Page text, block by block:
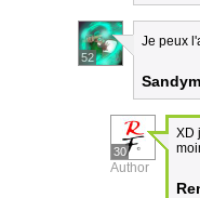
52
Je peux
30
Author
XD